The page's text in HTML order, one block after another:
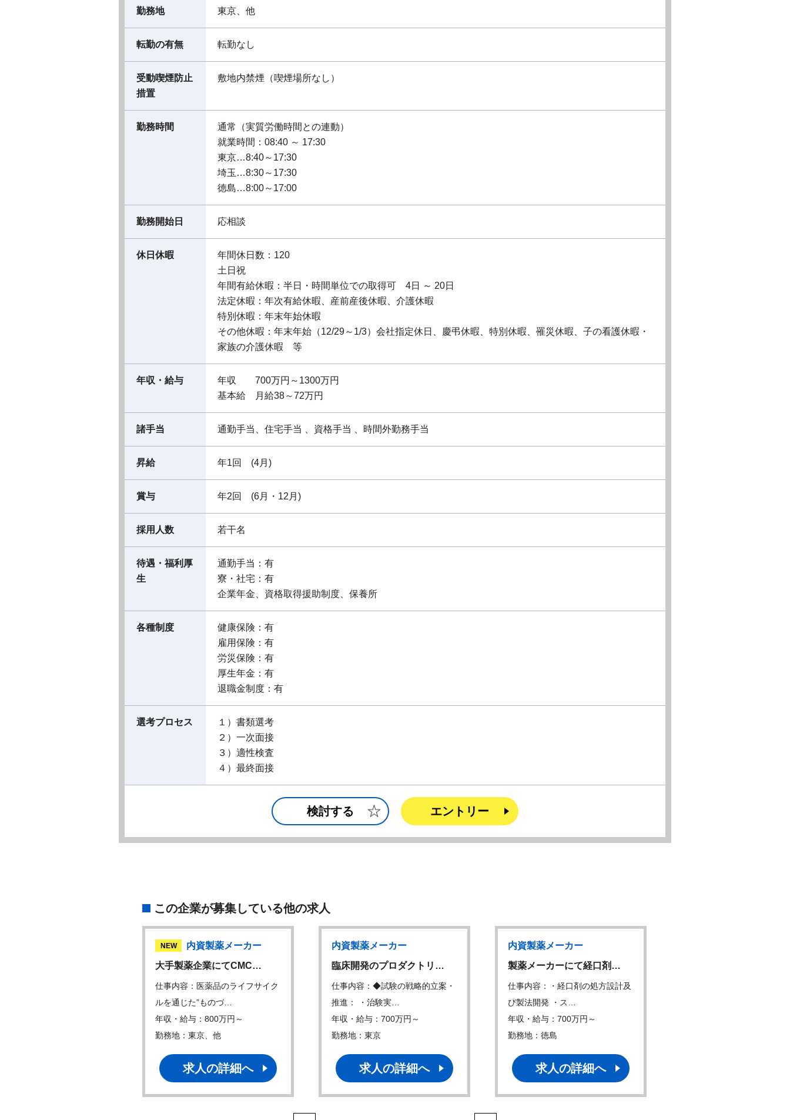
勤務地 東京、他
転勤の有無 転勤なし
受動喫煙防止
措置
敷地内禁煙（喫煙場所なし）
勤務時間
通常（実質労働時間との連動）
就業時間：08:40 ～ 17:30
東京…8:40～17:30
埼玉…8:30～17:30
徳島…8:00～17:00
勤務開始日 応相談
休日休暇
年間休日数：120
土日祝
年間有給休暇：半日・時間単位での取得可 4日 ～ 20日
法定休暇：年次有給休暇、産前産後休暇、介護休暇
特別休暇：年末年始休暇
その他休暇：年末年始（12/29～1/3）会社指定休日、慶弔休暇、特別休暇、罹災休暇、子の看護休暇・
家族の介護休暇 等
年収・給与
年収 700万円～1300万円
基本給 月給38～72万円
諸手当 通勤手当、住宅手当 、資格手当 、時間外勤務手当
昇給 年1回 (4月)
賞与 年2回 (6月・12月)
採用人数 若干名
待遇・福利厚
生
通勤手当：有
寮・社宅：有
企業年金、資格取得援助制度、保養所
各種制度
健康保険：有
雇用保険：有
労災保険：有
厚生年金：有
退職金制度：有
選考プロセス
１）書類選考
２）一次面接
３）適性検査
４）最終面接
検討する エントリー
この企業が募集している他の求人
NEW
内資製薬メーカー
大手製薬企業にてCMC…
仕事内容：医薬品のライフサイク
ルを通じた”ものづ…
年収・給与：800万円～
勤務地：東京、他
求人の詳細へ
内資製薬メーカー
臨床開発のプロダクトリ…
仕事内容：◆試験の戦略的立案・
推進： ・治験実…
年収・給与：700万円～
勤務地：東京
求人の詳細へ
内資製薬メーカー
製薬メーカーにて経口剤…
仕事内容：・経口剤の処方設計及
び製法開発 ・ス…
年収・給与：700万円～
勤務地：徳島
求人の詳細へ